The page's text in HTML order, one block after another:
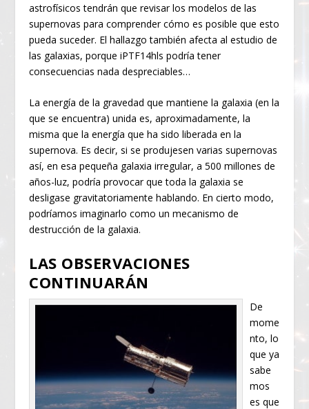
astrofísicos tendrán que revisar los modelos de las
supernovas para comprender cómo es posible que esto
pueda suceder. El hallazgo también afecta al estudio de
las galaxias, porque iPTF14hls podría tener
consecuencias nada despreciables…
La energía de la gravedad que mantiene la galaxia (en la
que se encuentra) unida es, aproximadamente, la
misma que la energía que ha sido liberada en la
supernova. Es decir, si se produjesen varias supernovas
así, en esa pequeña galaxia irregular, a 500 millones de
años-luz, podría provocar que toda la galaxia se
desligase gravitatoriamente hablando. En cierto modo,
podríamos imaginarlo como un mecanismo de
destrucción de la galaxia.
LAS OBSERVACIONES
CONTINUARÁN
De
mome
nto, lo
que ya
sabe
mos
es que